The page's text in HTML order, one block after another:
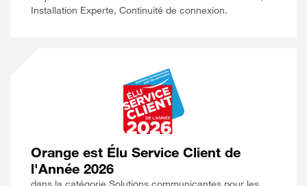
Installation Experte, Continuité de connexion.
Orange est Élu Service Client de
l'Année 2026
dans la catégorie Solutions communicantes pour les